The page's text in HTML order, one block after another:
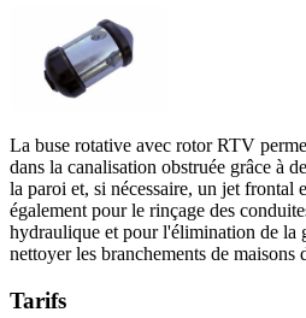
La buse rotative avec rotor RTV
dans la canalisation obstruée grâce à
la paroi et, si nécessaire, un jet frontal
également pour le rinçage des
hydraulique et pour l'élimination de la
nettoyer les branchements de
Tarifs